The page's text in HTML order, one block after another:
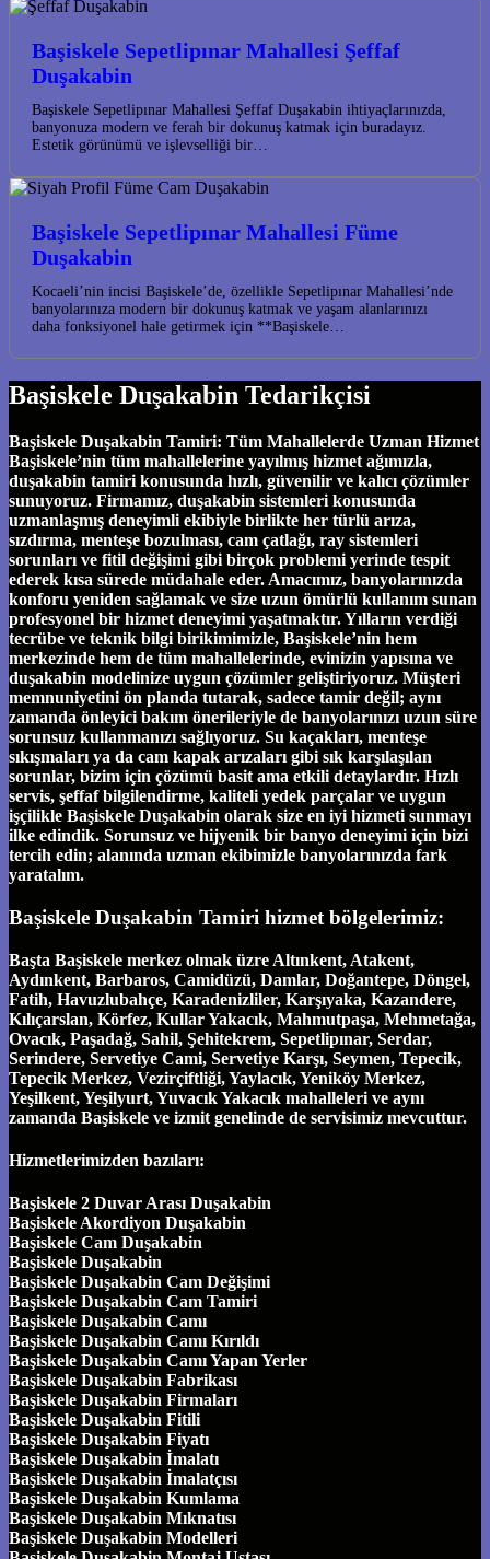
Başiskele Sepetlipınar Mahallesi Şeffaf
Duşakabin
Başiskele Sepetlipınar Mahallesi Şeffaf Duşakabin ihtiyaçlarınızda,
banyonuza modern ve ferah bir dokunuş katmak için buradayız.
Estetik görünümü ve işlevselliği bir…
Başiskele Sepetlipınar Mahallesi Füme
Duşakabin
Kocaeli’nin incisi Başiskele’de, özellikle Sepetlipınar Mahallesi’nde
banyolarınıza modern bir dokunuş katmak ve yaşam alanlarınızı
daha fonksiyonel hale getirmek için **Başiskele…
Başiskele Duşakabin Tedarikçisi
Başiskele Duşakabin Tamiri: Tüm Mahallelerde Uzman Hizmet
Başiskele’nin tüm mahallelerine yayılmış hizmet ağımızla,
duşakabin tamiri konusunda hızlı, güvenilir ve kalıcı çözümler
sunuyoruz. Firmamız, duşakabin sistemleri konusunda
uzmanlaşmış deneyimli ekibiyle birlikte her türlü arıza,
sızdırma, menteşe bozulması, cam çatlağı, ray sistemleri
sorunları ve fitil değişimi gibi birçok problemi yerinde tespit
ederek kısa sürede müdahale eder. Amacımız, banyolarınızda
konforu yeniden sağlamak ve size uzun ömürlü kullanım sunan
profesyonel bir hizmet deneyimi yaşatmaktır. Yılların verdiği
tecrübe ve teknik bilgi birikimimizle, Başiskele’nin hem
merkezinde hem de tüm mahallelerinde, evinizin yapısına ve
duşakabin modelinize uygun çözümler geliştiriyoruz. Müşteri
memnuniyetini ön planda tutarak, sadece tamir değil; aynı
zamanda önleyici bakım önerileriyle de banyolarınızı uzun süre
sorunsuz kullanmanızı sağlıyoruz. Su kaçakları, menteşe
sıkışmaları ya da cam kapak arızaları gibi sık karşılaşılan
sorunlar, bizim için çözümü basit ama etkili detaylardır. Hızlı
servis, şeffaf bilgilendirme, kaliteli yedek parçalar ve uygun
işçilikle Başiskele Duşakabin olarak size en iyi hizmeti sunmayı
ilke edindik. Sorunsuz ve hijyenik bir banyo deneyimi için bizi
tercih edin; alanında uzman ekibimizle banyolarınızda fark
yaratalım.
Başiskele Duşakabin Tamiri hizmet bölgelerimiz:
Başta Başiskele merkez olmak üzre Altınkent, Atakent,
Aydınkent, Barbaros, Camidüzü, Damlar, Doğantepe, Döngel,
Fatih, Havuzlubahçe, Karadenizliler, Karşıyaka, Kazandere,
Kılıçarslan, Körfez, Kullar Yakacık, Mahmutpaşa, Mehmetağa,
Ovacık, Paşadağ, Sahil, Şehitekrem, Sepetlipınar, Serdar,
Serindere, Servetiye Cami, Servetiye Karşı, Seymen, Tepecik,
Tepecik Merkez, Vezirçiftliği, Yaylacık, Yeniköy Merkez,
Yeşilkent, Yeşilyurt, Yuvacık Yakacık mahalleleri ve aynı
zamanda Başiskele ve izmit genelinde de servisimiz mevcuttur.
Hizmetlerimizden bazıları:
Başiskele 2 Duvar Arası Duşakabin
Başiskele Akordiyon Duşakabin
Başiskele Cam Duşakabin
Başiskele Duşakabin
Başiskele Duşakabin Cam Değişimi
Başiskele Duşakabin Cam Tamiri
Başiskele Duşakabin Camı
Başiskele Duşakabin Camı Kırıldı
Başiskele Duşakabin Camı Yapan Yerler
Başiskele Duşakabin Fabrikası
Başiskele Duşakabin Firmaları
Başiskele Duşakabin Fitili
Başiskele Duşakabin Fiyatı
Başiskele Duşakabin İmalatı
Başiskele Duşakabin İmalatçısı
Başiskele Duşakabin Kumlama
Başiskele Duşakabin Mıknatısı
Başiskele Duşakabin Modelleri